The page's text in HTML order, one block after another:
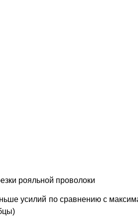
рояльной проволоки
усилий по сравнению с